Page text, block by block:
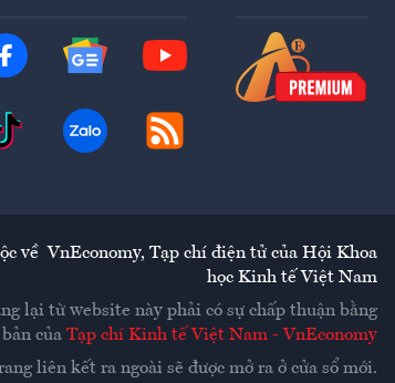
về VnEconomy, Tạp chí điện tử của Hội Khoa
học Kinh tế Việt Nam
lại từ website này phải có sự chấp thuận bằng
của Tạp chí Kinh tế Việt Nam - VnEconomy
liên kết ra ngoài sẽ được mở ra ở cửa sổ mới.